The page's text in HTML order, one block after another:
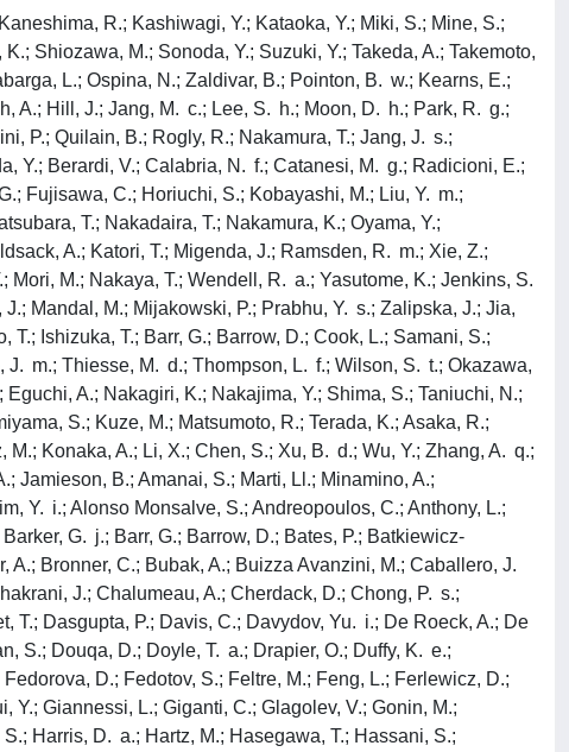
R.; Kashiwagi, Y.; Kataoka, Y.; Miki, S.; Mine, S.;
Shiozawa, M.; Sonoda, Y.; Suzuki, Y.; Takeda, A.; Takemoto,
L.; Ospina, N.; Zaldivar, B.; Pointon, B. w.; Kearns, E.;
A.; Hill, J.; Jang, M. c.; Lee, S. h.; Moon, D. h.; Park, R. g.;
P.; Quilain, B.; Rogly, R.; Nakamura, T.; Jang, J. s.;
Y.; Berardi, V.; Calabria, N. f.; Catanesi, M. g.; Radicioni, E.;
Fujisawa, C.; Horiuchi, S.; Kobayashi, M.; Liu, Y. m.;
T.; Nakadaira, T.; Nakamura, K.; Oyama, Y.;
A.; Katori, T.; Migenda, J.; Ramsden, R. m.; Xie, Z.;
M.; Nakaya, T.; Wendell, R. a.; Yasutome, K.; Jenkins, S.
Mandal, M.; Mijakowski, P.; Prabhu, Y. s.; Zalipska, J.; Jia,
Ishizuka, T.; Barr, G.; Barrow, D.; Cook, L.; Samani, S.;
m.; Thiesse, M. d.; Thompson, L. f.; Wilson, S. t.; Okazawa,
A.; Nakagiri, K.; Nakajima, Y.; Shima, S.; Taniuchi, N.;
S.; Kuze, M.; Matsumoto, R.; Terada, K.; Asaka, R.;
Konaka, A.; Li, X.; Chen, S.; Xu, B. d.; Wu, Y.; Zhang, A. q.;
Jamieson, B.; Amanai, S.; Marti, Ll.; Minamino, A.;
Y. i.; Alonso Monsalve, S.; Andreopoulos, C.; Anthony, L.;
G. j.; Barr, G.; Barrow, D.; Bates, P.; Batkiewicz-
Bronner, C.; Bubak, A.; Buizza Avanzini, M.; Caballero, J.
J.; Chalumeau, A.; Cherdack, D.; Chong, P. s.;
T.; Dasgupta, P.; Davis, C.; Davydov, Yu. i.; De Roeck, A.; De
S.; Douqa, D.; Doyle, T. a.; Drapier, O.; Duffy, K. e.;
D.; Fedotov, S.; Feltre, M.; Feng, L.; Ferlewicz, D.;
Giannessi, L.; Giganti, C.; Glagolev, V.; Gonin, M.;
Harris, D. a.; Hartz, M.; Hasegawa, T.; Hassani, S.;